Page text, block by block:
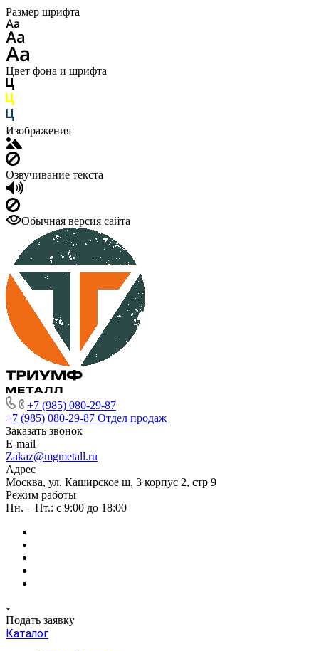
Размер шрифта
Цвет фона и шрифта
Изображения
Озвучивание текста
Обычная версия сайта
+7 (985) 080-29-87
+7 (985) 080-29-87 Отдел продаж
Заказать звонок
E-mail
Zakaz@mgmetall.ru
Адрес
Москва, ул. Каширское ш, 3 корпус 2, стр 9
Режим работы
Пн. – Пт.: с 9:00 до 18:00
Подать заявку
Каталог